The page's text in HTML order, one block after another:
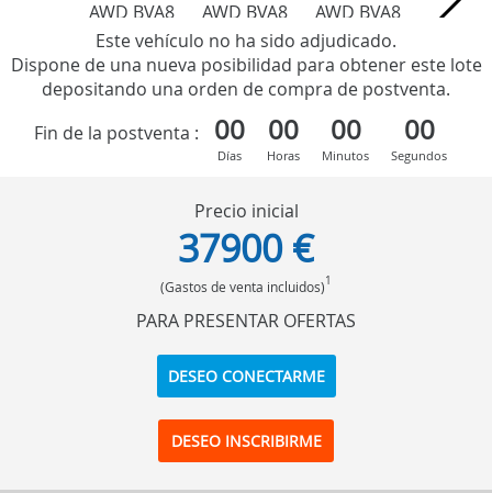
Este vehículo no ha sido adjudicado.
Dispone de una nueva posibilidad para obtener este lote
depositando una orden de compra de postventa.
Fin de la postventa :
00
Días
00
Horas
00
Minutos
00
Segundos
Precio inicial
37900 €
(Gastos de venta incluidos)1
PARA PRESENTAR OFERTAS
DESEO CONECTARME
DESEO INSCRIBIRME